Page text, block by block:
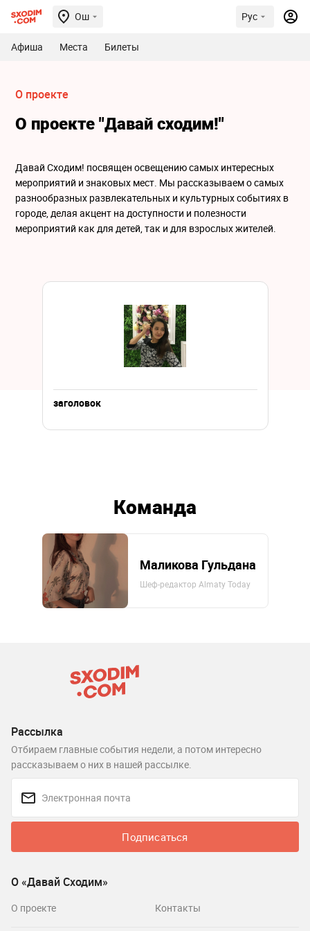
Ош Рус
Афиша Места Билеты
О проекте
О проекте "Давай сходим!"
Давай Сходим! посвящен освещению самых интересных
мероприятий и знаковых мест. Мы рассказываем о самых
разнообразных развлекательных и культурных событиях в
городе, делая акцент на доступности и полезности
мероприятий как для детей, так и для взрослых жителей.
заголовок
Команда
Маликова Гульдана
Шеф-редактор Almaty Today
Рассылка
Отбираем главные события недели, а потом интересно
рассказываем о них в нашей рассылке.
Подписаться
О «Давай Сходим»
О проекте Контакты